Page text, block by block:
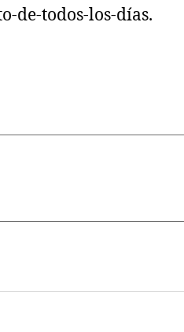
de-todos-los-días.